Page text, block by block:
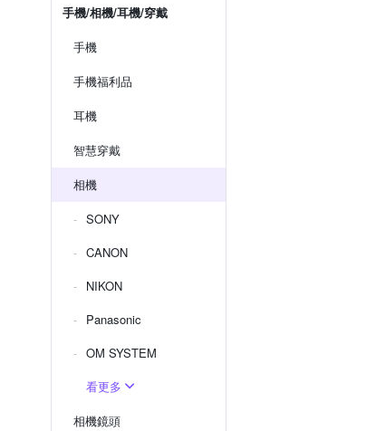
手機/相機/耳機/穿戴
手機
手機福利品
耳機
智慧穿戴
相機
SONY
CANON
NIKON
Panasonic
OM SYSTEM
看更多
相機鏡頭